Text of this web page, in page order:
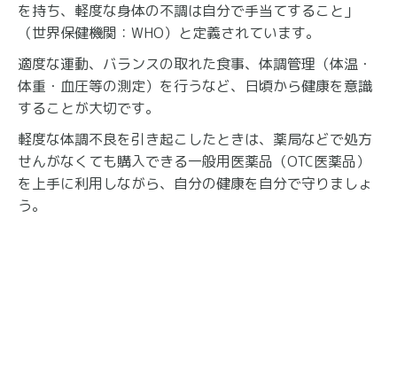
を持ち、軽度な身体の不調は自分で手当てすること」
（世界保健機関：WHO）と定義されています。
適度な運動、バランスの取れた食事、体調管理（体温・
体重・血圧等の測定）を行うなど、日頃から健康を意識
することが大切です。
軽度な体調不良を引き起こしたときは、薬局などで処方
せんがなくても購入できる一般用医薬品（OTC医薬品）
を上手に利用しながら、自分の健康を自分で守りましょ
う。